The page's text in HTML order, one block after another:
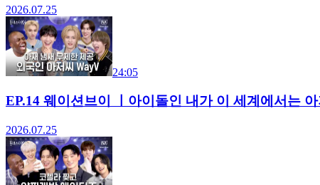
2026.07.25
24:05
EP.14 웨이션브이 ㅣ아이돌인 내가 이 세계에서는
2026.07.25